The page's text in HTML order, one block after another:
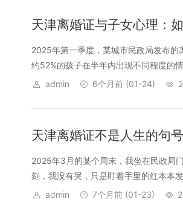
天津离婚证与子女心理：
2025年第一季度，某城市民政局发布
约52%的孩子在半年内出现不同程度的
admin
6个月前 (01-24)
天津离婚证不是人生的句
2025年3月的某个周末，我坐在民政局
刻，我没有哭，只是盯着手里的红本本
admin
7个月前 (01-23)